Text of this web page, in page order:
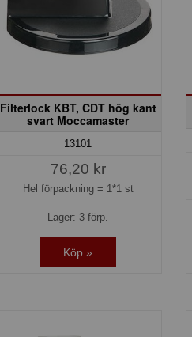
Filterlock KBT, CDT hög kant
svart Moccamaster
13101
76,20 kr
Hel förpackning = 1*1 st
Lager: 3 förp.
Köp »